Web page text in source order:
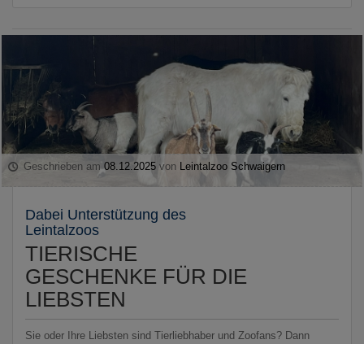
Geschrieben am08.12.2025 von Leintalzoo Schwaigern
Dabei Unterstützung des
Leintalzoos
TIERISCHE
GESCHENKE FÜR DIE
LIEBSTEN
Sie oder Ihre Liebsten sind Tierliebhaber und Zoofans? Dann